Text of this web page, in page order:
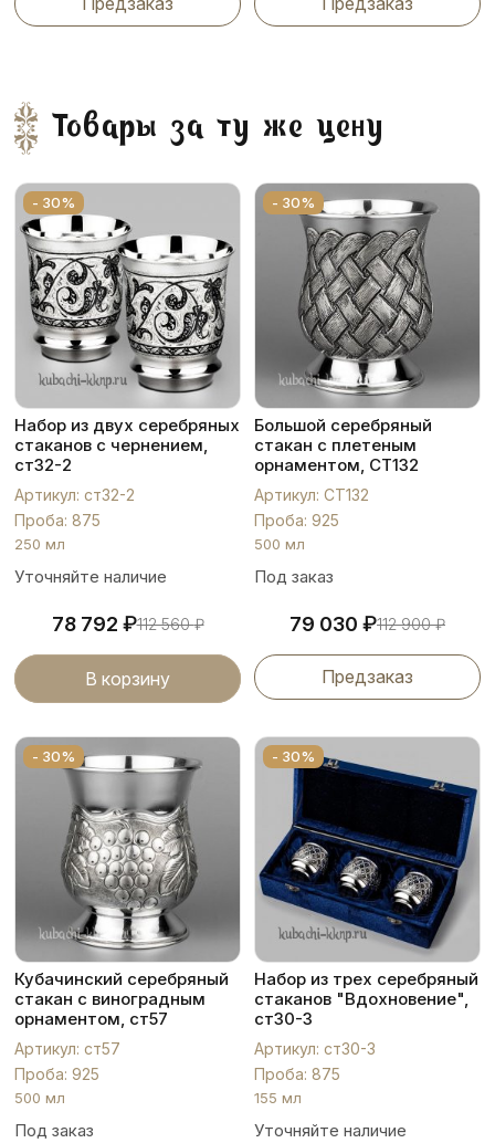
Товары за ту же цену
- 30%
Набор из двух серебряных
стаканов с чернением,
ст32-2
Артикул: ст32-2
Проба: 875
250 мл
Уточняйте наличие
78 792 ₽112 560₽
В корзину
- 30%
Большой серебряный
стакан с плетеным
орнаментом, СТ132
Артикул: СТ132
Проба: 925
500 мл
Под заказ
79 030 ₽112 900₽
Предзаказ
- 30%
Кубачинский серебряный
стакан с виноградным
орнаментом, ст57
Артикул: ст57
Проба: 925
500 мл
Под заказ
- 30%
Набор из трех серебряный
стаканов "Вдохновение",
ст30-3
Артикул: ст30-3
Проба: 875
155 мл
Уточняйте наличие